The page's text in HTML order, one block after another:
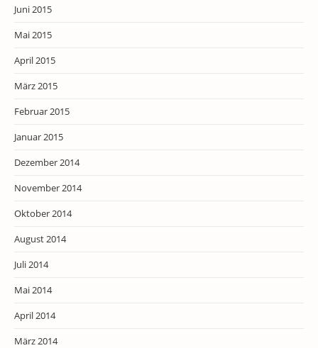
Juni 2015
Mai 2015
April 2015
März 2015
Februar 2015
Januar 2015
Dezember 2014
November 2014
Oktober 2014
August 2014
Juli 2014
Mai 2014
April 2014
März 2014